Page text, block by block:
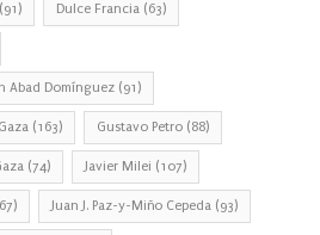
(91) Dulce Francia (63)
Abad Domínguez (91)
(163) Gustavo Petro (88)
(74) Javier Milei (107)
Juan J. Paz-y-Miño Cepeda (93)